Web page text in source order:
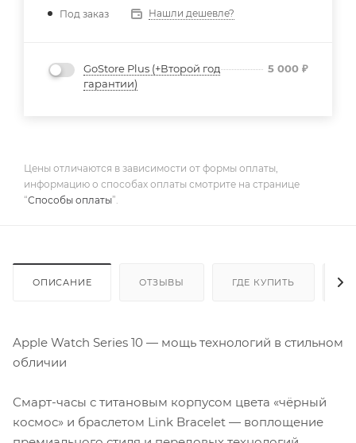
Под заказ Нашли дешевле?
GoStore Plus (+Второй год
гарантии)
5 000 ₽
Цены отличаются в зависимости от формы оплаты,
информацию о способах оплаты смотрите на странице
“Способы оплаты”.
ОПИСАНИЕ ОТЗЫВЫ ГДЕ КУПИТЬ
Apple Watch Series 10 — мощь технологий в стильном
обличии
Смарт-часы с титановым корпусом цвета «чёрный
космос» и браслетом Link Bracelet — воплощение